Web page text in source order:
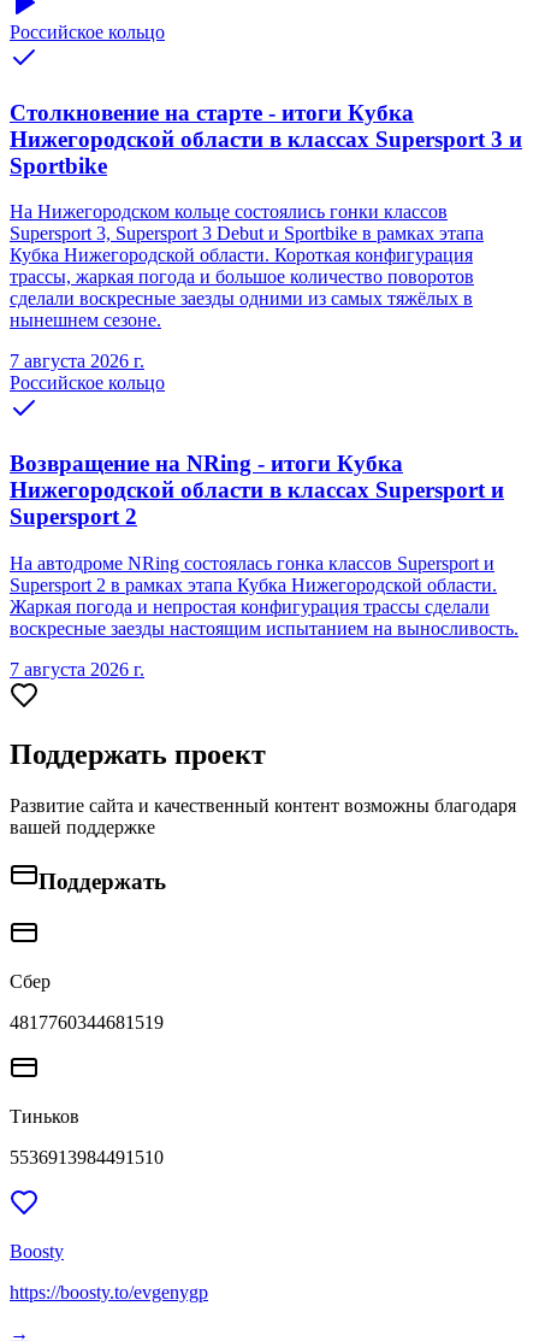
Российское кольцо
Столкновение на старте - итоги Кубка
Нижегородской области в классах Supersport 3 и
Sportbike
На Нижегородском кольце состоялись гонки классов
Supersport 3, Supersport 3 Debut и Sportbike в рамках этапа
Кубка Нижегородской области. Короткая конфигурация
трассы, жаркая погода и большое количество поворотов
сделали воскресные заезды одними из самых тяжёлых в
нынешнем сезоне.
7 августа 2026 г.
Российское кольцо
Возвращение на NRing - итоги Кубка
Нижегородской области в классах Supersport и
Supersport 2
На автодроме NRing состоялась гонка классов Supersport и
Supersport 2 в рамках этапа Кубка Нижегородской области.
Жаркая погода и непростая конфигурация трассы сделали
воскресные заезды настоящим испытанием на выносливость.
7 августа 2026 г.
Поддержать проект
Развитие сайта и качественный контент возможны благодаря
вашей поддержке
Поддержать
Сбер
4817760344681519
Тиньков
5536913984491510
Boosty
https://boosty.to/evgenygp
→